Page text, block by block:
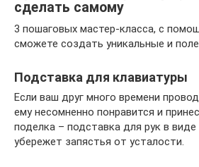
сделать самому
3 пошаговых мастер-класса, с
сможете создать уникальные и
Подставка для клавиатуры
Если ваш друг много времени
ему несомненно понравится и
поделка – подставка для рук в
убережет запястья от усталости.